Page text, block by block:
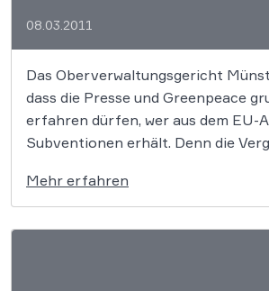
08.03.2011
Das Oberverwaltungsgericht
dass die Presse und Greenpeace
erfahren dürfen, wer aus dem EU-
Subventionen erhält. Denn die
Öffentlichkeit von großer
Mehr erfahren